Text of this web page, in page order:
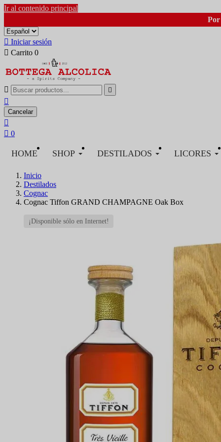
Ir al contenido principal
Por
 Iniciar sesión
 Carrito 0
 

Cancelar

 0
HOME SHOP DESTILADOS LICORES
Inicio
Destilados
Cognac
Cognac Tiffon GRAND CHAMPAGNE Oak Box
¡Disponible sólo en Internet!